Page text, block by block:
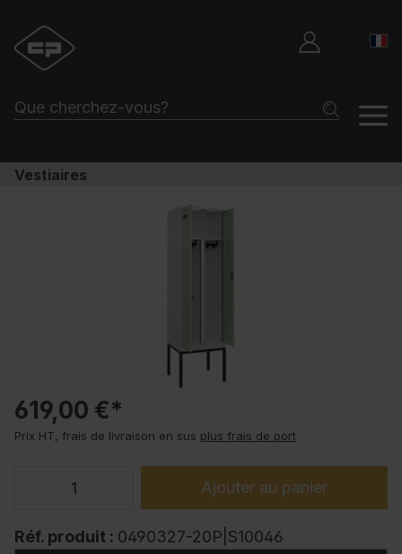
Vestiaires
619,00 €*
Prix HT, frais de livraison en sus plus frais de port
Ajouter au panier
Réf. produit : 0490327-20P|S10046